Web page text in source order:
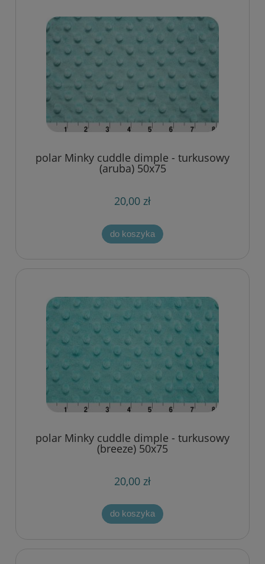
polar Minky cuddle dimple - turkusowy
(aruba) 50x75
20,00 zł
do koszyka
polar Minky cuddle dimple - turkusowy
(breeze) 50x75
20,00 zł
do koszyka